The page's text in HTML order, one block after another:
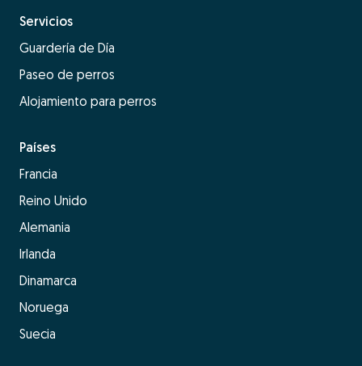
Servicios
Guardería de Día
Paseo de perros
Alojamiento para perros
Países
Francia
Reino Unido
Alemania
Irlanda
Dinamarca
Noruega
Suecia